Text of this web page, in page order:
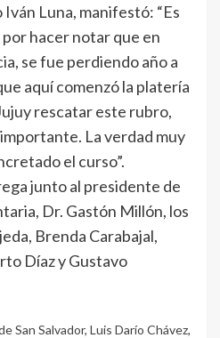
Luna, manifestó: “Es
hacer notar que en
se fue perdiendo año a
aquí comenzó la platería
rescatar este rubro,
La verdad muy
el curso”.
junto al presidente de
Dr. Gastón Millón, los
Brenda Carabajal,
Díaz y Gustavo
San Salvador, Luis Darío Chávez,